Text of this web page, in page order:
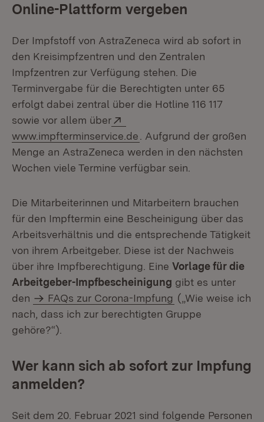
Online-Plattform vergeben
Der Impfstoff von AstraZeneca wird ab sofort in
den Kreisimpfzentren und den Zentralen
Impfzentren zur Verfügung stehen. Die
Terminvergabe für die Berechtigten unter 65
erfolgt dabei zentral über die Hotline 116 117
sowie vor allem über
www.impfterminservice.de (Öffnet in neuem Fenster)
. Aufgrund der großen
Menge an AstraZeneca werden in den nächsten
Wochen viele Termine verfügbar sein.
Die Mitarbeiterinnen und Mitarbeitern brauchen
für den Impftermin eine Bescheinigung über das
Arbeitsverhältnis und die entsprechende Tätigkeit
von ihrem Arbeitgeber. Diese ist der Nachweis
über ihre Impfberechtigung. Eine Vorlage für die
Arbeitgeber-Impfbescheinigung gibt es unter
den
FAQs zur Corona-Impfung („Wie weise ich
nach, dass ich zur berechtigten Gruppe
gehöre?“).
Wer kann sich ab sofort zur Impfung
anmelden?
Seit dem 20. Februar 2021 sind folgende Personen